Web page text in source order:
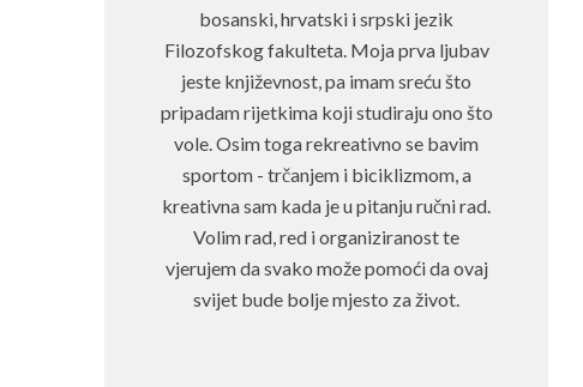
bosanski, hrvatski i srpski jezik
Filozofskog fakulteta. Moja prva ljubav
jeste književnost, pa imam sreću što
pripadam rijetkima koji studiraju ono što
vole. Osim toga rekreativno se bavim
sportom - trčanjem i biciklizmom, a
kreativna sam kada je u pitanju ručni rad.
Volim rad, red i organiziranost te
vjerujem da svako može pomoći da ovaj
svijet bude bolje mjesto za život.